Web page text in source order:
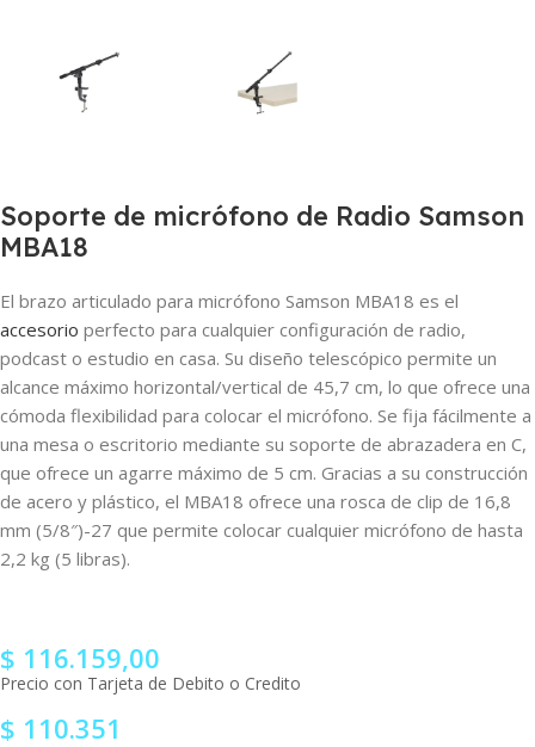
Soporte de micrófono de Radio Samson
MBA18
El brazo articulado para micrófono Samson MBA18 es el
accesorio perfecto para cualquier configuración de radio,
podcast o estudio en casa. Su diseño telescópico permite un
alcance máximo horizontal/vertical de 45,7 cm, lo que ofrece una
cómoda flexibilidad para colocar el micrófono. Se fija fácilmente a
una mesa o escritorio mediante su soporte de abrazadera en C,
que ofrece un agarre máximo de 5 cm. Gracias a su construcción
de acero y plástico, el MBA18 ofrece una rosca de clip de 16,8
mm (5/8″)-27 que permite colocar cualquier micrófono de hasta
2,2 kg (5 libras).
$ 116.159,00
Precio con Tarjeta de Debito o Credito
$ 110.351